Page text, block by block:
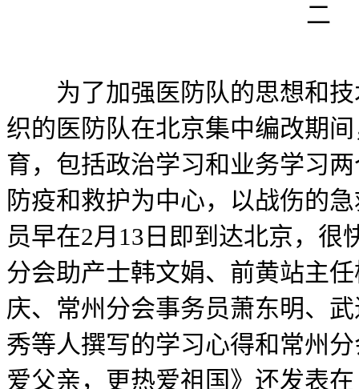
二
为了加强医防队的思想和技
织的医防队在北京集中编改期
育，包括政治学习和业务学习
防疫和救护为中心，以战伤的
员早在2月13日即到达北京，很
分会助产士韩文娟、前黄站主
庆、常州分会事务员萧东明、
秀等人撰写的学习心得和常州
爱父亲，更热爱祖国》还发表